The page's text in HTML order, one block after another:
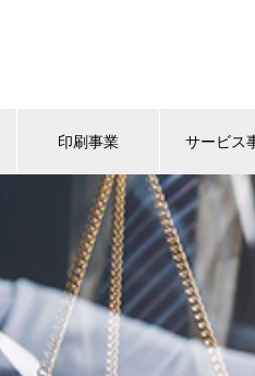
印刷事業 サービス